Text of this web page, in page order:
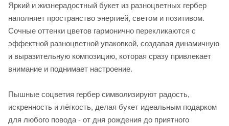
Яркий и жизнерадостный букет из разноцветных гербер
наполняет пространство энергией, светом и позитивом.
Сочные оттенки цветов гармонично перекликаются с
эффектной разноцветной упаковкой, создавая динамичную
и выразительную композицию, которая сразу привлекает
внимание и поднимает настроение.
Пышные соцветия гербер символизируют радость,
искренность и лёгкость, делая букет идеальным подарком
для любого повода - от дня рождения до приятного